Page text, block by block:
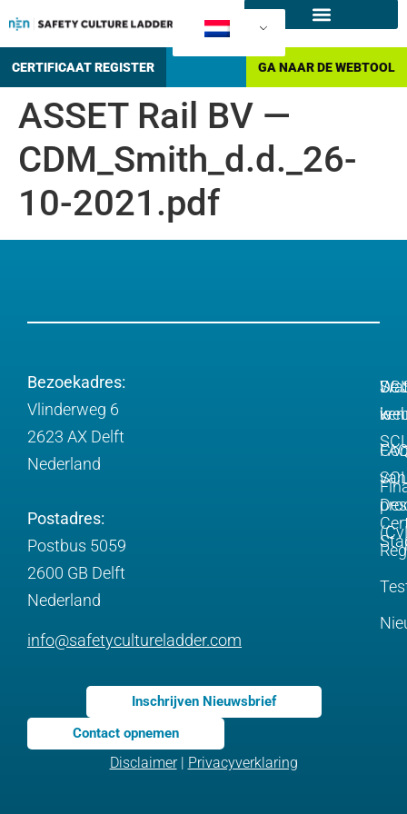
CERTIFICAAT REGISTER GA NAAR DE WEBTOOL
ASSET Rail BV —
CDM_Smith_d.d._26-
10-2021.pdf
Bezoekadres:
Vlinderweg 6
2623 AX Delft
Nederland
Postadres:
Postbus 5059
2600 GB Delft
Nederland
info@safetycultureladder.com
is
De
van
Inschrijven Nieuwsbrief
Contact opnemen
Disclaimer| Privacyverklaring